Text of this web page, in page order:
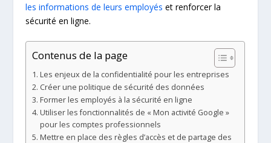
les informations de leurs employés et renforcer la
sécurité en ligne.
Contenus de la page
Les enjeux de la confidentialité pour les entreprises
Créer une politique de sécurité des données
Former les employés à la sécurité en ligne
Utiliser les fonctionnalités de « Mon activité Google »
pour les comptes professionnels
Mettre en place des règles d’accès et de partage des